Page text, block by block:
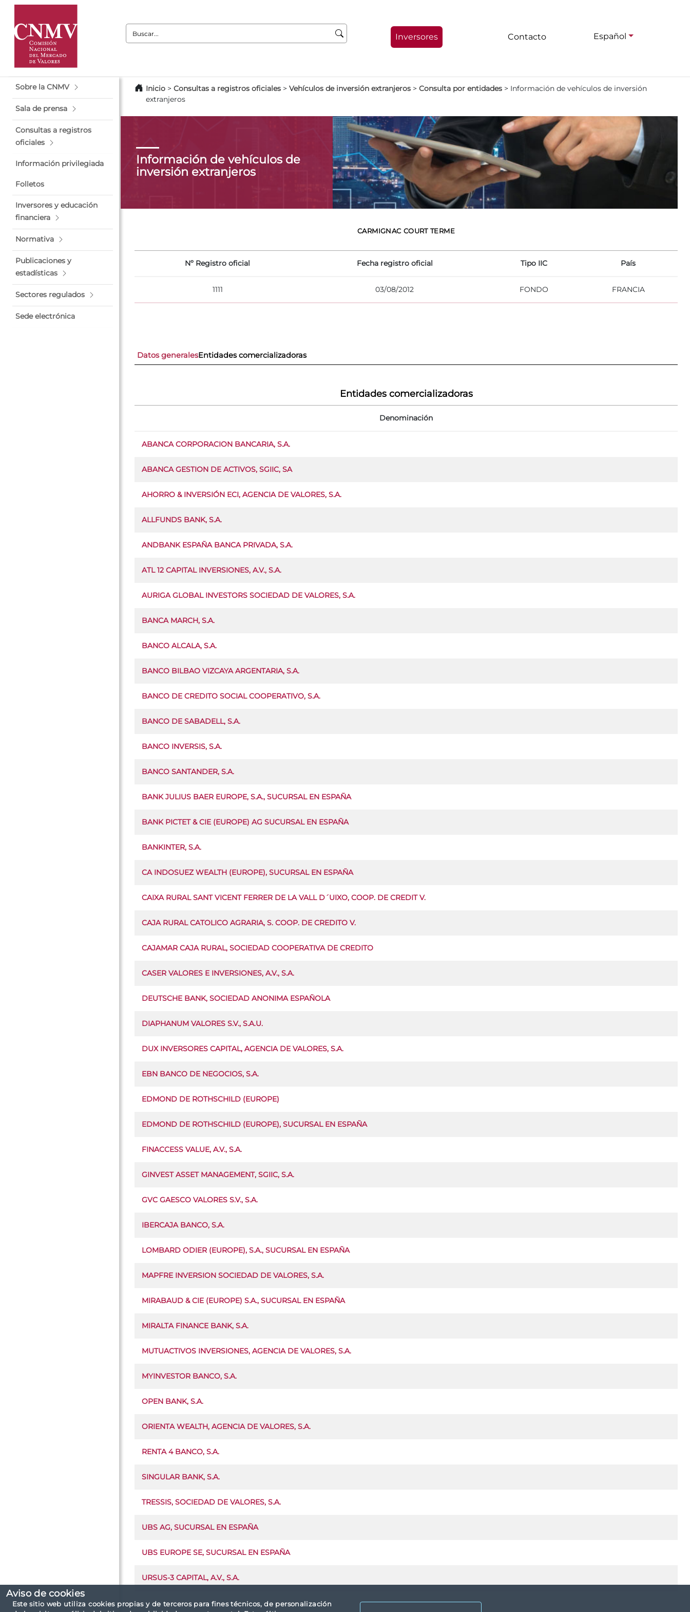
Aviso de cookies
Este sitio web utiliza cookies propias y de terceros para fines técnicos, de personalización
Buscar:
Inversores Contacto Español
Sobre la CNMV
Sala de prensa
Consultas a registros
oficiales
Información privilegiada
Folletos
Inversores y educación
financiera
Normativa
Publicaciones y
estadísticas
Sectores regulados
Sede electrónica
Inicio > Consultas a registros oficiales > Vehículos de inversión extranjeros > Consulta por entidades > Información de vehículos de inversión
extranjeros
Información de vehículos de
inversión extranjeros
CARMIGNAC COURT TERME
Nº Registro oficial Fecha registro oficial Tipo IIC País
1111 03/08/2012 FONDO FRANCIA
Datos generalesEntidades comercializadoras
Entidades comercializadoras
Denominación
ABANCA CORPORACION BANCARIA, S.A.
ABANCA GESTION DE ACTIVOS, SGIIC, SA
AHORRO & INVERSIÓN ECI, AGENCIA DE VALORES, S.A.
ALLFUNDS BANK, S.A.
ANDBANK ESPAÑA BANCA PRIVADA, S.A.
ATL 12 CAPITAL INVERSIONES, A.V., S.A.
AURIGA GLOBAL INVESTORS SOCIEDAD DE VALORES, S.A.
BANCA MARCH, S.A.
BANCO ALCALA, S.A.
BANCO BILBAO VIZCAYA ARGENTARIA, S.A.
BANCO DE CREDITO SOCIAL COOPERATIVO, S.A.
BANCO DE SABADELL, S.A.
BANCO INVERSIS, S.A.
BANCO SANTANDER, S.A.
BANK JULIUS BAER EUROPE, S.A., SUCURSAL EN ESPAÑA
BANK PICTET & CIE (EUROPE) AG SUCURSAL EN ESPAÑA
BANKINTER, S.A.
CA INDOSUEZ WEALTH (EUROPE), SUCURSAL EN ESPAÑA
CAIXA RURAL SANT VICENT FERRER DE LA VALL D´UIXO, COOP. DE CREDIT V.
CAJA RURAL CATOLICO AGRARIA, S. COOP. DE CREDITO V.
CAJAMAR CAJA RURAL, SOCIEDAD COOPERATIVA DE CREDITO
CASER VALORES E INVERSIONES, A.V., S.A.
DEUTSCHE BANK, SOCIEDAD ANONIMA ESPAÑOLA
DIAPHANUM VALORES S.V., S.A.U.
DUX INVERSORES CAPITAL, AGENCIA DE VALORES, S.A.
EBN BANCO DE NEGOCIOS, S.A.
EDMOND DE ROTHSCHILD (EUROPE)
EDMOND DE ROTHSCHILD (EUROPE), SUCURSAL EN ESPAÑA
FINACCESS VALUE, A.V., S.A.
GINVEST ASSET MANAGEMENT, SGIIC, S.A.
GVC GAESCO VALORES S.V., S.A.
IBERCAJA BANCO, S.A.
LOMBARD ODIER (EUROPE), S.A., SUCURSAL EN ESPAÑA
MAPFRE INVERSION SOCIEDAD DE VALORES, S.A.
MIRABAUD & CIE (EUROPE) S.A., SUCURSAL EN ESPAÑA
MIRALTA FINANCE BANK, S.A.
MUTUACTIVOS INVERSIONES, AGENCIA DE VALORES, S.A.
MYINVESTOR BANCO, S.A.
OPEN BANK, S.A.
ORIENTA WEALTH, AGENCIA DE VALORES, S.A.
RENTA 4 BANCO, S.A.
SINGULAR BANK, S.A.
TRESSIS, SOCIEDAD DE VALORES, S.A.
UBS AG, SUCURSAL EN ESPAÑA
UBS EUROPE SE, SUCURSAL EN ESPAÑA
URSUS-3 CAPITAL, A.V., S.A.